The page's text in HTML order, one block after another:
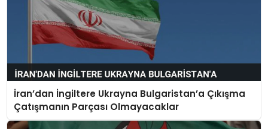
İran’dan İngiltere Ukrayna Bulgaristan’a Çıkışma
Çatışmanın Parçası Olmayacaklar